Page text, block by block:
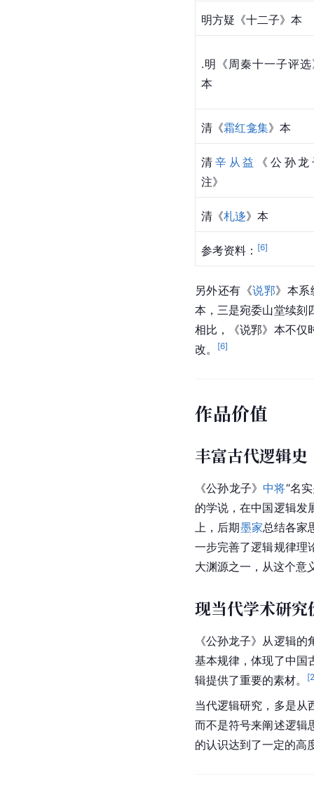
明方疑《十二子》本
.明《周秦十一子评选
本
清《霜红龛集》本
清 辛从益
《公孙龙
注》
清《札迻》本
参考资料： [6]
另外还有《说郛》本系
本，三是宛委山堂续刻
相比，《说郛》本不仅
改。
[6]
作品价值
丰富古代逻辑史
《公孙龙子》中将“名
的学说，在中国逻辑发
上，后期墨家总结各家
一步完善了逻辑规律理
大渊源之一，从这个意
现当代学术研究
《公孙龙子》从逻辑的
基本规律，体现了中国
辑提供了重要的素材。
[
当代逻辑研究，多是从
而不是符号来阐述逻辑
的认识达到了一定的高